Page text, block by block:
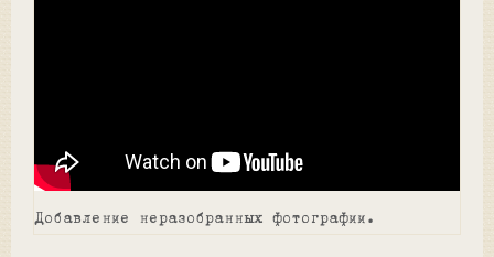
Добавление неразобранных фотографии.